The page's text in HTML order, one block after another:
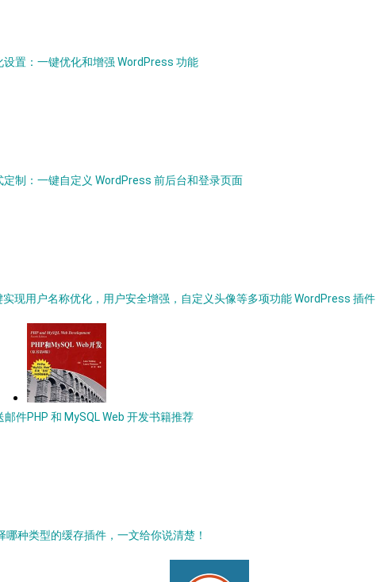
设置：一键优化和增强 WordPress 功能
定制：一键自定义 WordPress 前后台和登录页面
实现用户名称优化，用户安全增强，自定义头像等多项功能 WordPress 插件
邮件PHP 和 MySQL Web 开发书籍推荐
哪种类型的缓存插件，一文给你说清楚！